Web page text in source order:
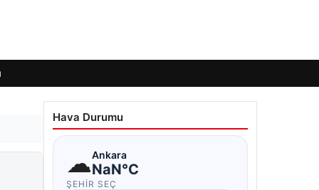
Hava Durumu
☁Ankara
NaN°C
ŞEHIR SEÇ